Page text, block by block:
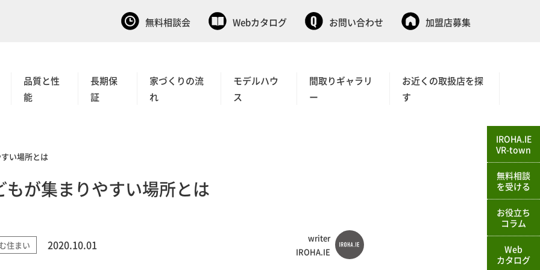
無料相談会 Webカタログ お問い合わせ 加盟店募集
品質と性
能
長期保
証
家づくりの流
れ
モデルハウ
ス
間取りギャラリ
ー
お近くの取扱店を探
す
い場所とは
もが集まりやすい場所とは
住まい 2020.10.01
writer
IROHA.IE
IROHA.IE
VR-town
無料相談
を受ける
お役立ち
コラム
Web
カタログ